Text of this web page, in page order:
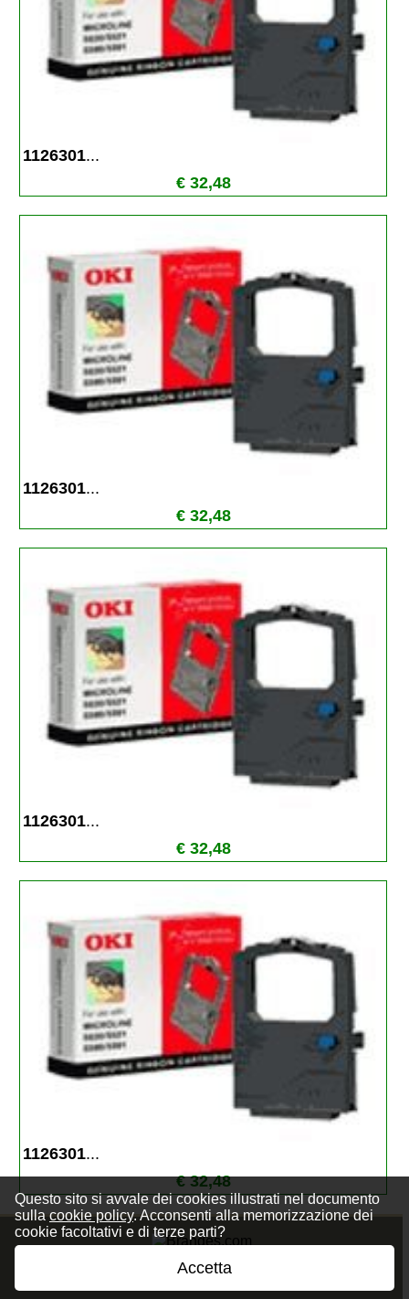
Questo sito si avvale dei cookies illustrati nel documento
sullacookie policy. Acconsenti alla memorizzazione dei
cookie facoltativi e di terze parti?
Accetta
1126301...
€ 32,48
1126301...
€ 32,48
1126301...
€ 32,48
1126301...
€ 32,48
Privacy Policy